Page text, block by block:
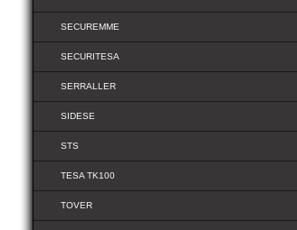
SECUREMME
SECURITESA
SERRALLER
SIDESE
STS
TESA TK100
TOVER